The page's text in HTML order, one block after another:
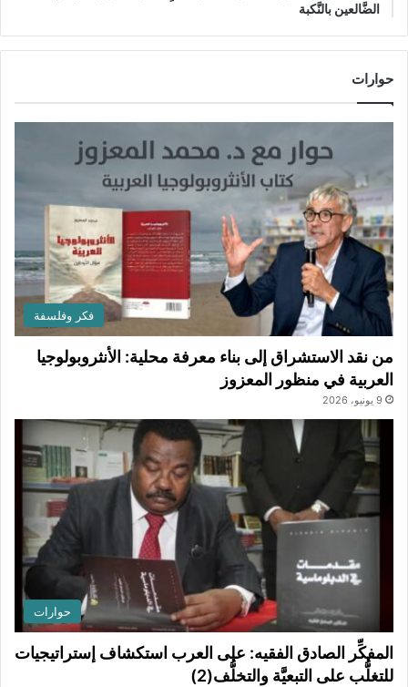
الضَّالعين بالنَّكبة
حوارات
فكر وفلسفة
من نقد الاستشراق إلى بناء معرفة محلية: الأنثروبولوجيا
العربية في منظور المعزوز
9 يونيو، 2026
حوارات
المفكِّر الصادق الفقيه: على العرب استكشاف إستراتيجيات
للتغلُّب على التبعيَّة والتخلُّف(2)